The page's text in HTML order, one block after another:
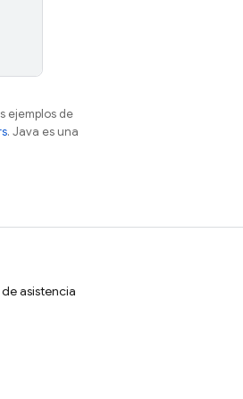
ejemplos de
. Java es una
asistencia